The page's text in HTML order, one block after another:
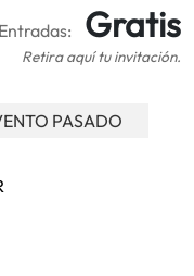
Entradas: Gratis
Retira aquí tu invitación.
PASADO